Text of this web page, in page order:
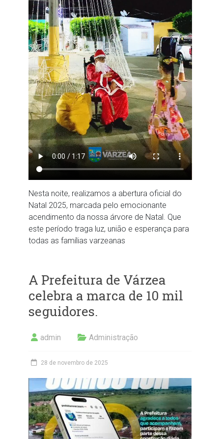
Nesta noite, realizamos a abertura oficial do
Natal 2025, marcada pelo emocionante
acendimento da nossa árvore de Natal. Que
este período traga luz, união e esperança para
todas as famílias varzeanas
A Prefeitura de Várzea
celebra a marca de 10 mil
seguidores.
admin Administração
28 de novembro de 2025